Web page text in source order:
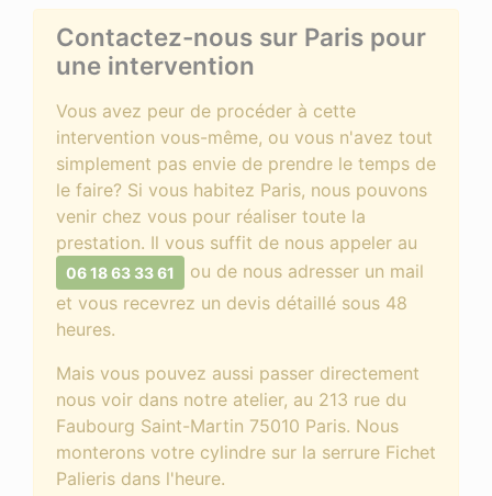
Contactez-nous sur Paris pour
une intervention
Vous avez peur de procéder à cette
intervention vous-même, ou vous n'avez tout
simplement pas envie de prendre le temps de
le faire? Si vous habitez Paris, nous pouvons
venir chez vous pour réaliser toute la
prestation. Il vous suffit de nous appeler au
06 18 63 33 61
ou de nous adresser un mail
et vous recevrez un devis détaillé sous 48
heures.
Mais vous pouvez aussi passer directement
nous voir dans notre atelier, au 213 rue du
Faubourg Saint-Martin 75010 Paris. Nous
monterons votre cylindre sur la serrure Fichet
Palieris dans l'heure.